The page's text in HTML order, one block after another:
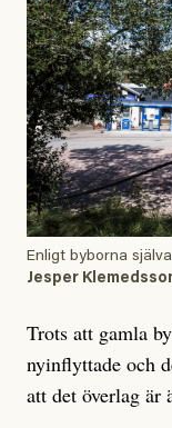
Enligt byborna
Jesper
Trots att gamla
nyinflyttade och
att det överlag